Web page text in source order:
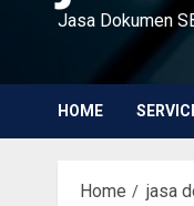
Jasa Dokumen
HOME
Home jasa